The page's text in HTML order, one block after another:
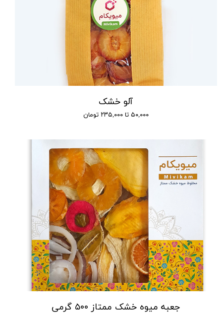
آلو خشک
۵۰,۰۰۰ تا ۲۳۵,۰۰۰ تومان
جعبه میوه خشک ممتاز ۵۰۰ گرمی